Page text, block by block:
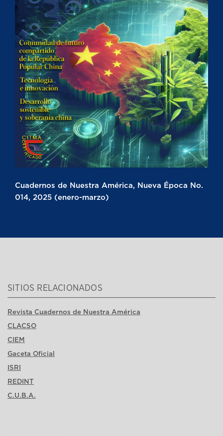
Cuadernos de Nuestra América, Nueva Época No.
014, 2025 (enero-marzo)
SITIOS RELACIONADOS
Revista Cuadernos de Nuestra América
CLACSO
CIEM
Gaceta Oficial
ISRI
REDINT
C.U.B.A.